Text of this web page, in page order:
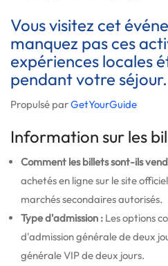
Vous visitez cet
manquez pas ces
expériences locales
pendant votre séjour.
Propulsé parGetYourGuide
Information sur les
Comment les billets sont-ils
achetés en ligne sur le site
marchés secondaires autorisés.
Type d'admission : Les options
d'admission générale de deux
générale VIP de deux jours.